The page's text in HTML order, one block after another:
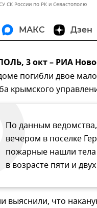
СК России по РК и Севастополю
МАКС Дзен
3 окт – РИА
погибли двое
крымского
По данным
вечером в поселке
пожарные нашли тела
в возрасте пяти и
выяснили, что